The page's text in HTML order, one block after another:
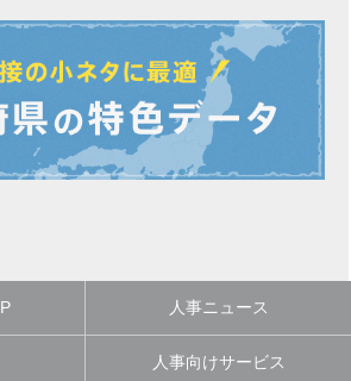
人事ニュース
人事向けサービス